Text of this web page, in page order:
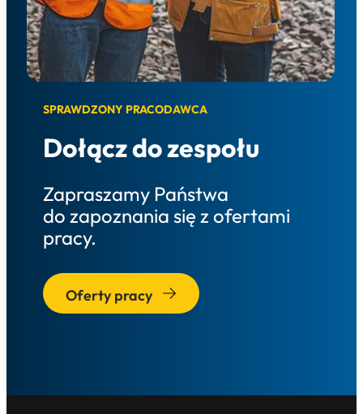
SPRAWDZONY PRACODAWCA
Dołącz do zespołu
Zapraszamy Państwa
do zapoznania się z ofertami
pracy.
Oferty pracy